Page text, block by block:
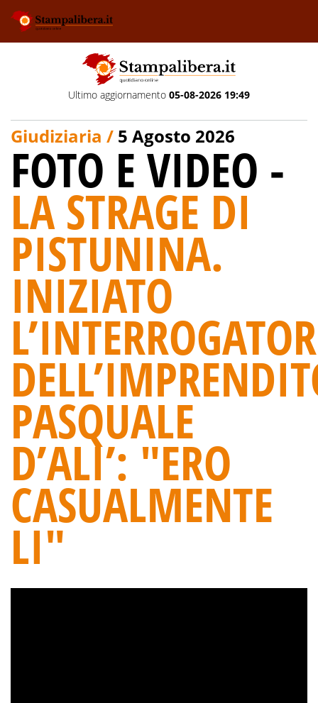
Ultimo aggiornamento 05-08-2026 19:49
Giudiziaria / 5 Agosto 2026
FOTO E VIDEO -
LA STRAGE DI
PISTUNINA.
INIZIATO
PASQUALE
D’ALI’: "ERO
CASUALMENTE
LI"